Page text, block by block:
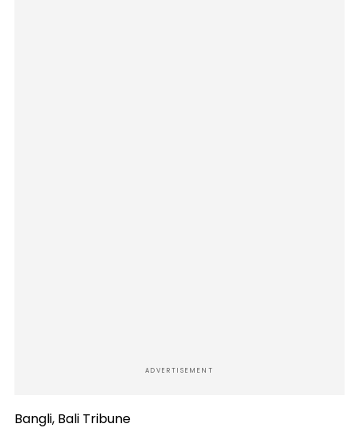
ADVERTISEMENT
Bangli, Bali Tribune